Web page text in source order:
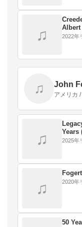
♫
Albert
2022年
♫ John
アメリカ
♫
Years
2025年
♫ 2020年
50